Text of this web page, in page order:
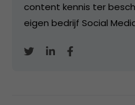
content kennis ter
eigen bedrijf Social